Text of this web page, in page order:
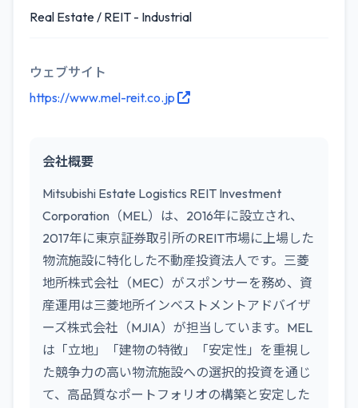
Real Estate / REIT - Industrial
ウェブサイト
https://www.mel-reit.co.jp
会社概要
Mitsubishi Estate Logistics REIT Investment
Corporation（MEL）は、2016年に設立され、
2017年に東京証券取引所のREIT市場に上場した
物流施設に特化した不動産投資法人です。三菱
地所株式会社（MEC）がスポンサーを務め、資
産運用は三菱地所インベストメントアドバイザ
ーズ株式会社（MJIA）が担当しています。MEL
は「立地」「建物の特徴」「安定性」を重視し
た競争力の高い物流施設への選択的投資を通じ
て、高品質なポートフォリオの構築と安定した